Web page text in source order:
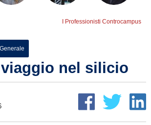
I Professionisti Controcampus
nel silicio